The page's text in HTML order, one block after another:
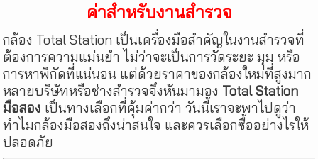
ค่าสำหรับงานสำรวจ
กล้อง Total Station เป็นเครื่องมือสำคัญในงานสำรวจที่
ต้องการความแม่นยำ ไม่ว่าจะเป็นการวัดระยะ มุม หรือ
การหาพิกัดที่แน่นอน แต่ด้วยราคาของกล้องใหม่ที่สูงมาก
หลายบริษัทหรือช่างสำรวจจึงหันมามอง Total Station
มือสอง เป็นทางเลือกที่คุ้มค่ากว่า วันนี้เราจะพาไปดูว่า
ทำไมกล้องมือสองถึงน่าสนใจ และควรเลือกซื้ออย่างไรให้
ปลอดภัย